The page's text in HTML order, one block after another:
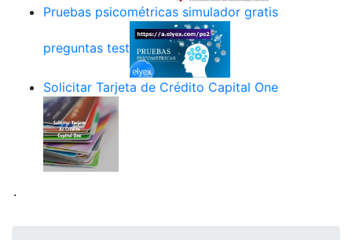
Pruebas psicométricas simulador gratis
preguntas test
Solicitar Tarjeta de Crédito Capital One
.